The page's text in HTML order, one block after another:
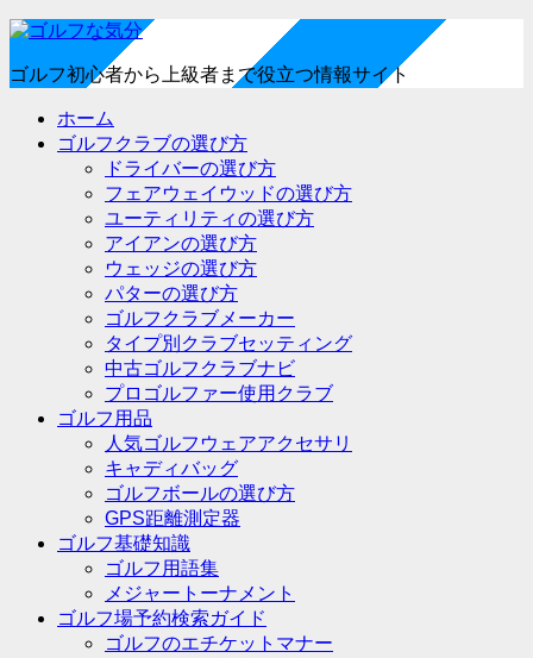
ゴルフ初心者から上級者まで役立つ情報サイト
ホーム
ゴルフクラブの選び方
ドライバーの選び方
フェアウェイウッドの選び方
ユーティリティの選び方
アイアンの選び方
ウェッジの選び方
パターの選び方
ゴルフクラブメーカー
タイプ別クラブセッティング
中古ゴルフクラブナビ
プロゴルファー使用クラブ
ゴルフ用品
人気ゴルフウェアアクセサリ
キャディバッグ
ゴルフボールの選び方
GPS距離測定器
ゴルフ基礎知識
ゴルフ用語集
メジャートーナメント
ゴルフ場予約検索ガイド
ゴルフのエチケットマナー